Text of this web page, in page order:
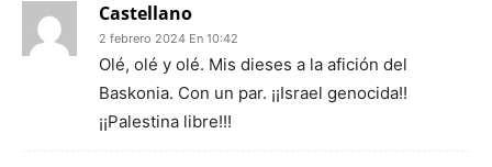
Castellano
2 febrero 2024 En 10:42
Olé, olé y olé. Mis dieses a la afición del
Baskonia. Con un par. ¡¡Israel genocida!!
¡¡Palestina libre!!!